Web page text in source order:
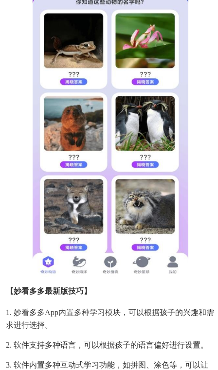
【妙看多多最新版技巧】
1. 妙看多多app内置多种学习模块，可以根据孩子的兴趣和需
求进行选择。
2. 软件支持多种语言，可以根据孩子的语言偏好进行设置。
3. 软件内置多种互动式学习功能，如拼图、涂色等，可以让